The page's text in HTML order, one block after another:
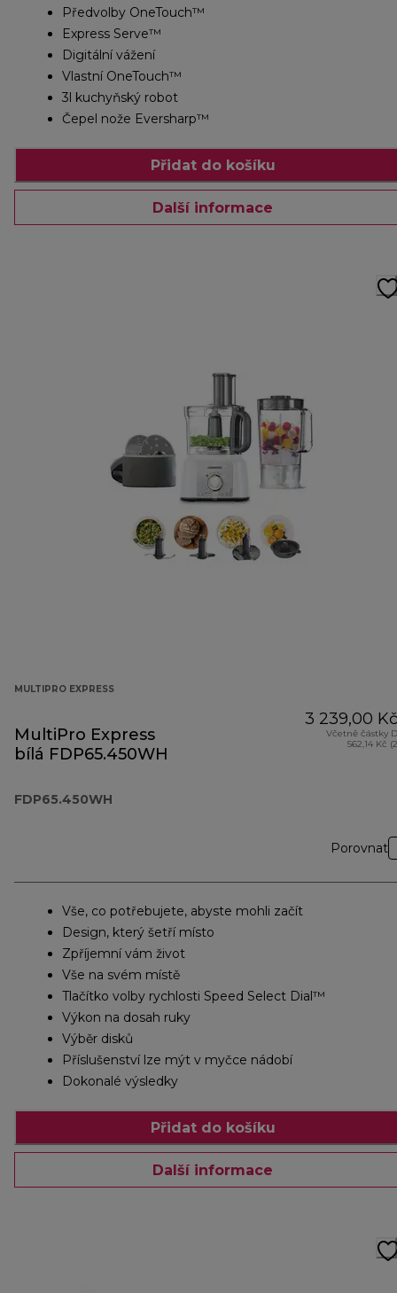
Předvolby OneTouch™
Express Serve™
Digitální vážení
Vlastní OneTouch™
3l kuchyňský robot
Čepel nože Eversharp™
Přidat do košíku
Další informace
MULTIPRO EXPRESS
MultiPro Express
bílá FDP65.450WH
FDP65.450WH
3 239,00 Kč
Včetně částky
562,14 Kč
Porovnat
Vše, co potřebujete, abyste mohli začít
Design, který šetří místo
Zpříjemní vám život
Vše na svém místě
Tlačítko volby rychlosti Speed Select Dial™
Výkon na dosah ruky
Výběr disků
Příslušenství lze mýt v myčce nádobí
Dokonalé výsledky
Přidat do košíku
Další informace